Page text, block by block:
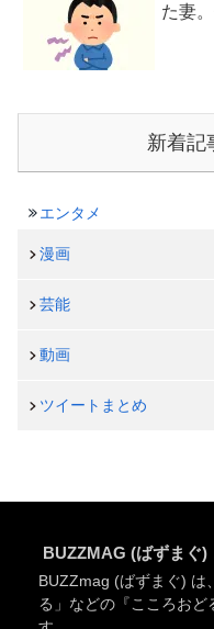
た妻
新着記
エンタメ
漫画
芸能
動画
ツイートまとめ
BUZZMAG (ばずまぐ
BUZZmag (ばずまぐ) は
る」などの『こころお